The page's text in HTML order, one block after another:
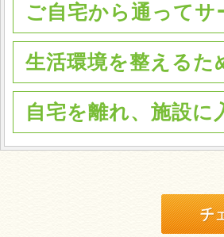
ご自宅から通って
生活環境を整える
自宅を離れ、施設に